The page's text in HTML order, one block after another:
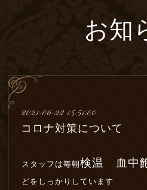
お知
2021-06-22 15:51:00
コロナ対策について
スタッフは毎朝検温 血中
どをしっかりしています